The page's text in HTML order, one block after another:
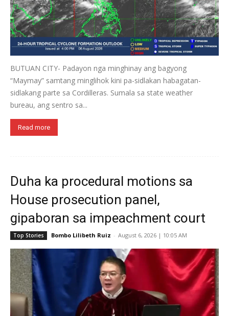
BUTUAN CITY- Padayon nga minghinay ang bagyong
“Maymay” samtang minglihok kini pa-sidlakan habagatan-
sidlakang parte sa Cordilleras. Sumala sa state weather
bureau, ang sentro sa...
Read more
Duha ka procedural motions sa
House prosecution panel,
gipaboran sa impeachment court
Top Stories Bombo Lilibeth Ruiz - August 6, 2026 | 10:05 AM